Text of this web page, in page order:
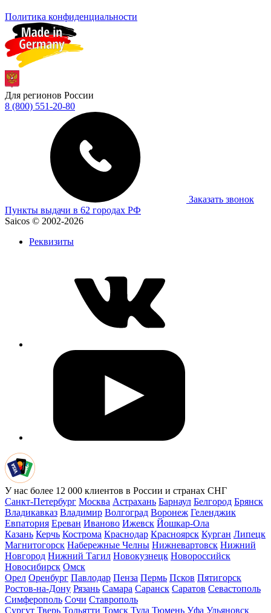
Политика конфиденциальности
Для регионов России
8 (800) 551-20-80
Заказать звонок
Пункты выдачи в 62 городах РФ
Saicos © 2002-2026
Реквизиты
У нас более 12 000 клиентов в России и странах СНГ
Санкт-Петербург Москва Астрахань Барнаул Белгород Брянск
Владикавказ Владимир Волгоград Воронеж Геленджик
Евпатория Ереван Иваново Ижевск Йошкар-Ола
Казань Керчь Кострома Краснодар Красноярск Курган Липецк
Магнитогорск Набережные Челны Нижневартовск Нижний
Новгород Нижний Тагил Новокузнецк Новороссийск
Новосибирск Омск
Орел Оренбург Павлодар Пенза Пермь Псков Пятигорск
Ростов-на-Дону Рязань Самара Саранск Саратов Севастополь
Симферополь Сочи Ставрополь
Сургут Тверь Тольятти Томск Тула Тюмень Уфа Ульяновск